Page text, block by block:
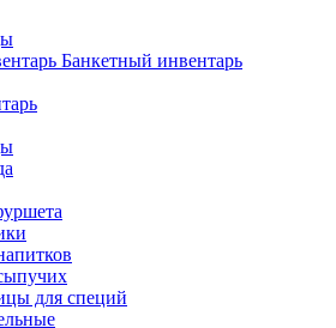
Банкетный инвентарь
для специй